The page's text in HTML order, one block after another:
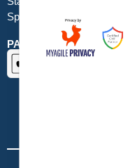
Spedizioni
PAGAMENTI SICURI SSL